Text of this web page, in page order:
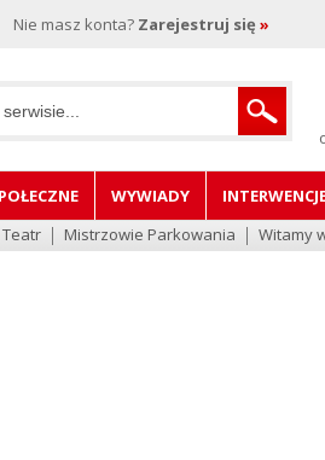
Nie masz konta? Zarejestruj się »
WYWIADY
Teatr Mistrzowie Parkowania Witamy